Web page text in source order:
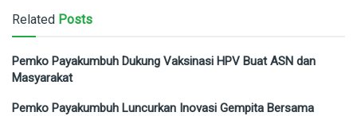
Related Posts
Pemko Payakumbuh Dukung Vaksinasi HPV Buat ASN dan
Masyarakat
Pemko Payakumbuh Luncurkan Inovasi Gempita Bersama